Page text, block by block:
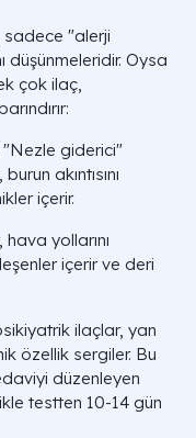
sadece "alerji
düşünmeleridir. Oysa
çok ilaç,
"Nezle giderici"
akıntısını
içerir.
hava yollarını
içerir ve deri
ilaçlar, yan
özellik sergiler. Bu
düzenleyen
testten 10-14 gün